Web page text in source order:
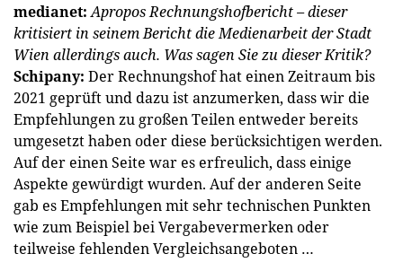
medianet:Apropos Rechnungshofbericht – dieser
kritisiert in seinem Bericht die Medienarbeit der Stadt
Wien allerdings auch. Was sagen Sie zu dieser Kritik?
Schipany: Der Rechnungshof hat einen Zeitraum bis
2021 geprüft und dazu ist anzumerken, dass wir die
Empfehlungen zu großen Teilen entweder bereits
umgesetzt haben oder diese berücksichtigen werden.
Auf der einen Seite war es erfreulich, dass einige
Aspekte gewürdigt wurden. Auf der anderen Seite
gab es Empfehlungen mit sehr technischen Punkten
wie zum Beispiel bei Vergabevermerken oder
teilweise fehlenden Vergleichsangeboten …